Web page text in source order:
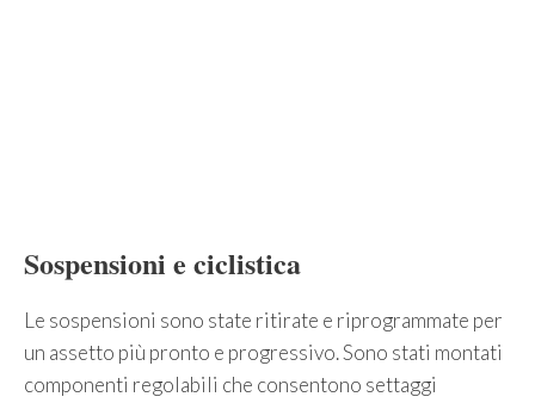
Sospensioni e ciclistica
Le sospensioni sono state ritirate e riprogrammate per
un assetto più pronto e progressivo. Sono stati montati
componenti regolabili che consentono settaggi